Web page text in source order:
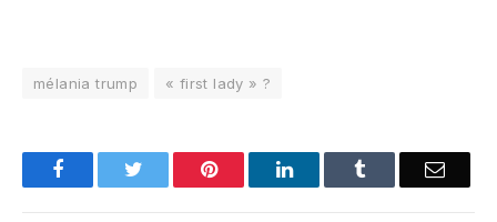
mélania trump « first lady » ?
FacebookTwitter Pinterest LinkedInTumblr Email